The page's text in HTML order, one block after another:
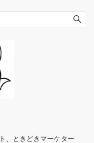
、ときどきマーケター